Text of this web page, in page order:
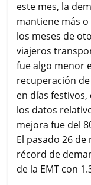
este mes, la
mantiene más
los meses de
viajeros
fue algo menor
recuperación
en días festivos,
los datos
mejora fue del
El pasado 26
récord de
de la EMT con